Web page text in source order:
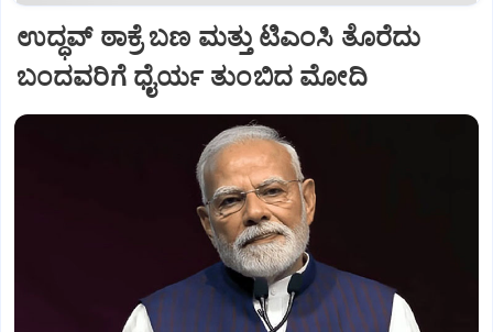
ಉದ್ಧವ್ ಠಾಕ್ರೆ ಬಣ ಮತ್ತು ಟಿಎಂಸಿ ತೊರೆದು
ಬಂದವರಿಗೆ ಧೈರ್ಯ ತುಂಬಿದ ಮೋದಿ